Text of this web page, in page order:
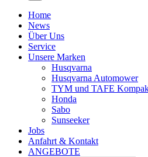
Home
News
Über Uns
Service
Unsere Marken
Husqvarna
Husqvarna Automower
TYM und TAFE
Honda
Sabo
Sunseeker
Jobs
Anfahrt & Kontakt
ANGEBOTE